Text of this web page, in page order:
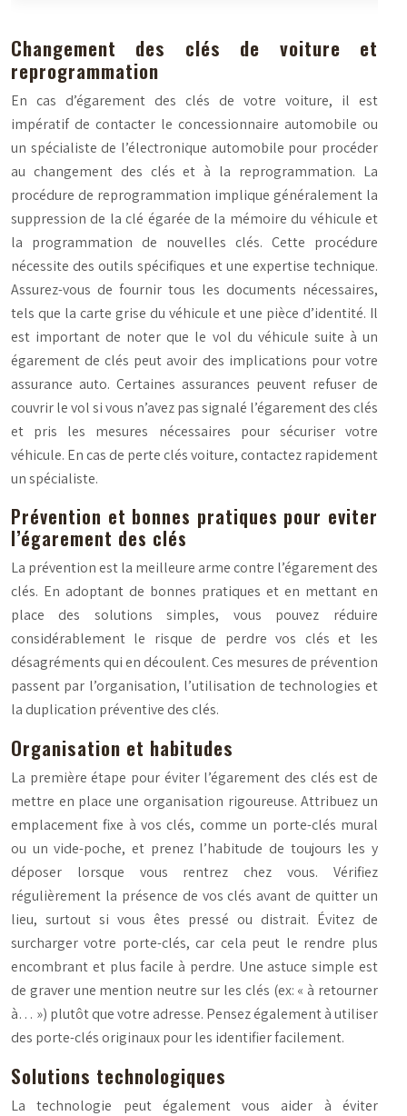
Changement des clés de voiture et
reprogrammation
En cas d’égarement des clés de votre voiture, il est
impératif de contacter le concessionnaire automobile ou
un spécialiste de l’électronique automobile pour procéder
au changement des clés et à la reprogrammation. La
procédure de reprogrammation implique généralement la
suppression de la clé égarée de la mémoire du véhicule et
la programmation de nouvelles clés. Cette procédure
nécessite des outils spécifiques et une expertise technique.
Assurez-vous de fournir tous les documents nécessaires,
tels que la carte grise du véhicule et une pièce d’identité. Il
est important de noter que le vol du véhicule suite à un
égarement de clés peut avoir des implications pour votre
assurance auto. Certaines assurances peuvent refuser de
couvrir le vol si vous n’avez pas signalé l’égarement des clés
et pris les mesures nécessaires pour sécuriser votre
véhicule. En cas de perte clés voiture, contactez rapidement
un spécialiste.
Prévention et bonnes pratiques pour eviter
l’égarement des clés
La prévention est la meilleure arme contre l’égarement des
clés. En adoptant de bonnes pratiques et en mettant en
place des solutions simples, vous pouvez réduire
considérablement le risque de perdre vos clés et les
désagréments qui en découlent. Ces mesures de prévention
passent par l’organisation, l’utilisation de technologies et
la duplication préventive des clés.
Organisation et habitudes
La première étape pour éviter l’égarement des clés est de
mettre en place une organisation rigoureuse. Attribuez un
emplacement fixe à vos clés, comme un porte-clés mural
ou un vide-poche, et prenez l’habitude de toujours les y
déposer lorsque vous rentrez chez vous. Vérifiez
régulièrement la présence de vos clés avant de quitter un
lieu, surtout si vous êtes pressé ou distrait. Évitez de
surcharger votre porte-clés, car cela peut le rendre plus
encombrant et plus facile à perdre. Une astuce simple est
de graver une mention neutre sur les clés (ex: « à retourner
à… ») plutôt que votre adresse. Pensez également à utiliser
des porte-clés originaux pour les identifier facilement.
Solutions technologiques
La technologie peut également vous aider à éviter